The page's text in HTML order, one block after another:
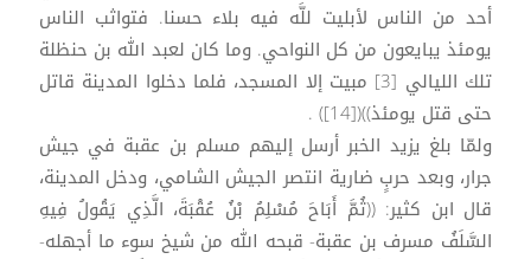
أحد من الناس لأبليت للَّه فيه بلاء حسنا. فتواثب الناس
يومئذ يبايعون من كل النواحي. وما كان لعبد الله بن حنظلة
تلك الليالي [3] مبيت إلا المسجد، فلما دخلوا المدينة قاتل
حتى قتل يومئذ))([14]) .
ولمّا بلغ يزيد الخبر أرسل إليهم مسلم بن عقبة في جيش
جرار، وبعد حربٍ ضارية انتصر الجيش الشامي، ودخل المدينة،
قال ابن كثير: ((ثُمَّ أَبَاحَ مُسْلِمُ بْنُ عُقْبَةَ، الَّذِي يَقُولُ فِيهِ
السَّلَفُ مسرف بن عقبة- قبحه الله من شيخ سوء ما أجهله-